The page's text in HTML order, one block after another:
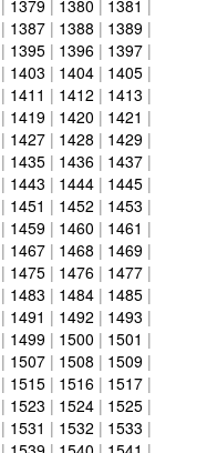
1379 1380 1381
| 1387 | 1388 | 1389 |
| 1395 | 1396 | 1397 |
| 1403 | 1404 | 1405 |
| 1411 | 1412 | 1413 |
| 1419 | 1420 | 1421 |
| 1427 | 1428 | 1429 |
| 1435 | 1436 | 1437 |
| 1443 | 1444 | 1445 |
| 1451 | 1452 | 1453 |
| 1459 | 1460 | 1461 |
| 1467 | 1468 | 1469 |
| 1475 | 1476 | 1477 |
| 1483 | 1484 | 1485 |
| 1491 | 1492 | 1493 |
| 1499 | 1500 | 1501 |
| 1507 | 1508 | 1509 |
| 1515 | 1516 | 1517 |
| 1523 | 1524 | 1525 |
| 1531 | 1532 | 1533 |